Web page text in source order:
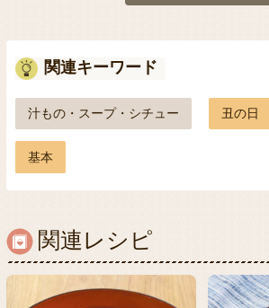
関連キーワード
汁もの・スープ・シチュー 丑の日
基本
関連レシピ